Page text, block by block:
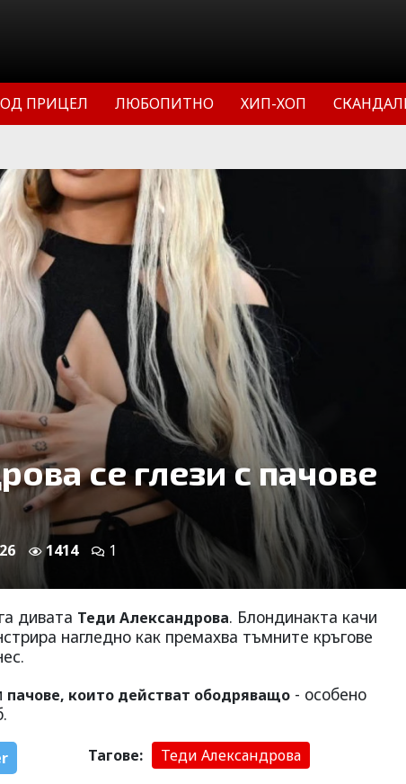
ПРИЦЕЛ ЛЮБОПИТНО ХИП-ХОП
се глези с пачове
1414 1
дивата Теди Александрова. Блондинакта качи
нагледно как премахва тъмните кръгове
пачове, които действат ободряващо - особено
Тагове: Теди Александрова